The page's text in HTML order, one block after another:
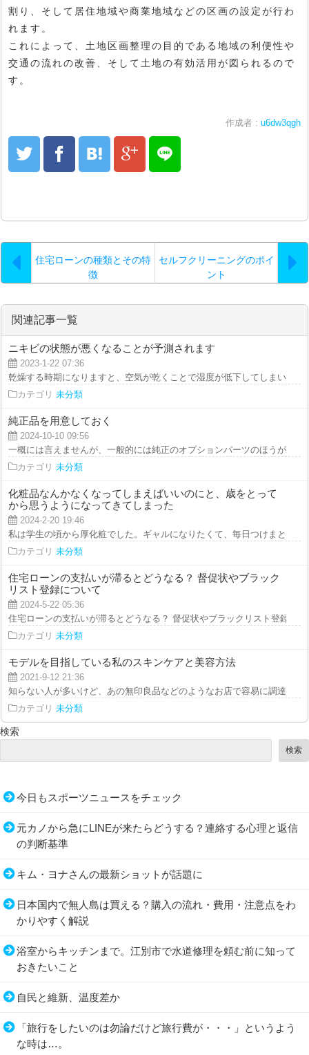
割り、そして居住地域や商業地域などの区画の設定が行わ
れます。
これによって、土地区画整理の目的である地域の利便性や
交通の流れの改善、そして土地の有効活用が図られるので
す。
作成者 : u6dw3qgh
住宅ローンの種類とその特
徴
セルフクリーニングのポイ
ント
関連記事一覧
ニキビの状態が悪くなることが予測されます
2023-1-22 07:36
乾燥する時期になりますと、空気が乾くことで湿度が低下してしまいます
カテゴリ 未分類
純正品を用意しておく
2024-10-10 09:56
一概には言えませんが、一般的には純正のオプションパーツのほうが社外
カテゴリ 未分類
化粧品なんかなくなってしまえばいいのにと、歳をとって
から思うようになってきてしまった
2024-2-20 19:46
私は学生の頃から厚化粧でした。ギャルになりたくて、毎日つけまとカラ
カテゴリ 未分類
住宅ローンの支払いが滞るとどうなる？ 督促状やブラック
リスト登録について
2024-5-22 05:36
住宅ローンの支払いが滞るとどうなる？ 督促状やブラックリスト登録に
カテゴリ 未分類
モデルを目指している私のスキンケアと美容方法
2021-9-12 21:36
知らない人が多いけど、あの無印良品などのようなお店で容易に調達する
カテゴリ 未分類
検索
検索
今日もスポーツニュースをチェック
元カノから急にLINEが来たらどうする？連絡する心理と返信
の判断基準
キム・ヨナさんの最新ショットが話題に
日本国内で無人島は買える？購入の流れ・費用・注意点をわ
かりやすく解説
浴室からキッチンまで。江別市で水道修理を頼む前に知って
おきたいこと
自民と維新、温度差か
「旅行をしたいのは勿論だけど旅行費が・・・」というよう
な時は…。